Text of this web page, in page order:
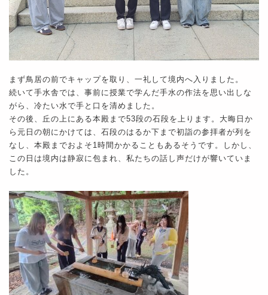
まず鳥居の前でキャップを取り、一礼して境内へ入りました。
続いて手水舎では、事前に授業で学んだ手水の作法を思い出しな
がら、冷たい水で手と口を清めました。
その後、丘の上にある本殿まで53段の石段を上ります。大晦日か
ら元日の朝にかけては、石段のはるか下まで初詣の参拝者が列を
なし、本殿までおよそ1時間かかることもあるそうです。しかし、
この日は境内は静寂に包まれ、私たちの話し声だけが響いていま
した。